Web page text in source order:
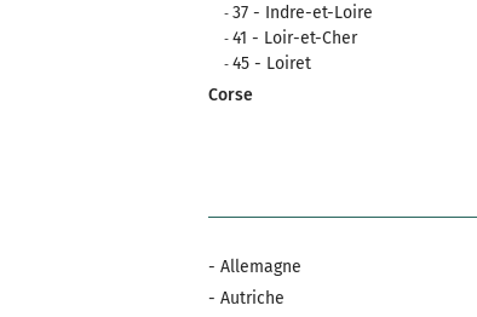
37 - Indre-et-Loire
41 - Loir-et-Cher
45 - Loiret
Corse
- Allemagne
- Autriche